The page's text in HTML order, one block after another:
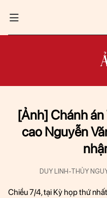
GIÁM SÁT TỐI CAO
ĐẠI BIỂU VỚI CỬ TRI
ĐỐI NGOẠI
[Ảnh] Chánh án
cao Nguyễn
DUY LINH-THỦY
Chiều 7/4, tại Kỳ họp thứ